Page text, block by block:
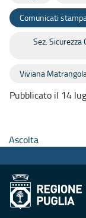
Comunicati
Sez.
Viviana
Pubblicato il 14
Ascolta